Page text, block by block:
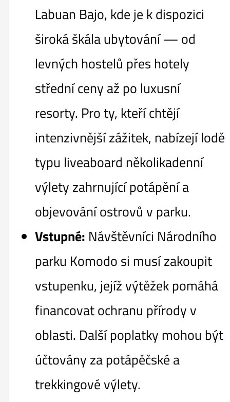
Labuan Bajo, kde je k dispozici
široká škála ubytování — od
levných hostelů přes hotely
střední ceny až po luxusní
resorty. Pro ty, kteří chtějí
intenzivnější zážitek, nabízejí lodě
typu liveaboard několikadenní
výlety zahrnující potápění a
objevování ostrovů v parku.
Vstupné: Návštěvníci Národního
parku Komodo si musí zakoupit
vstupenku, jejíž výtěžek pomáhá
financovat ochranu přírody v
oblasti. Další poplatky mohou být
účtovány za potápěčské a
trekkingové výlety.